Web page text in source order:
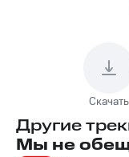
Скачать
Другие
Мы не